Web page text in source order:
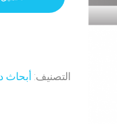
التصنيف: أبحاث